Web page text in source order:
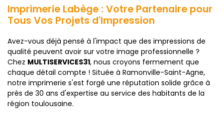
Imprimerie Labège : Votre Partenaire pour
Tous Vos Projets d'Impression
Avez-vous déjà pensé à l'impact que des impressions de
qualité peuvent avoir sur votre image professionnelle ?
Chez MULTISERVICES31, nous croyons fermement que
chaque détail compte ! Située à Ramonville-Saint-Agne,
notre imprimerie s'est forgé une réputation solide grâce à
près de 30 ans d'expertise au service des habitants de la
région toulousaine.